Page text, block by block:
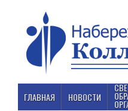
ГЛАВНАЯ НОВОСТИ